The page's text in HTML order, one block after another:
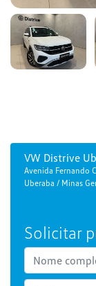
VW Distrive
Avenida Fernando
Uberaba / Minas
Solicitar